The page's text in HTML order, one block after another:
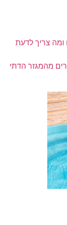
צריך לדעת
מהמגזר הדתי